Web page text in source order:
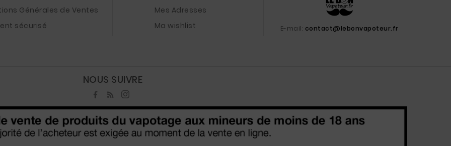
Générales de Ventes
sécurisé
Mes Adresses
Ma wishlist
E-mail: contact@lebonvapoteur.fr
NOUS SUIVRE